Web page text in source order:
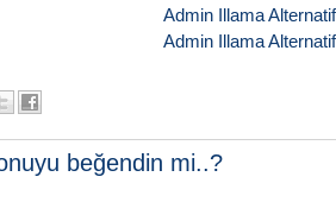
Admin Illama
Admin Illama
beğendin mi..?